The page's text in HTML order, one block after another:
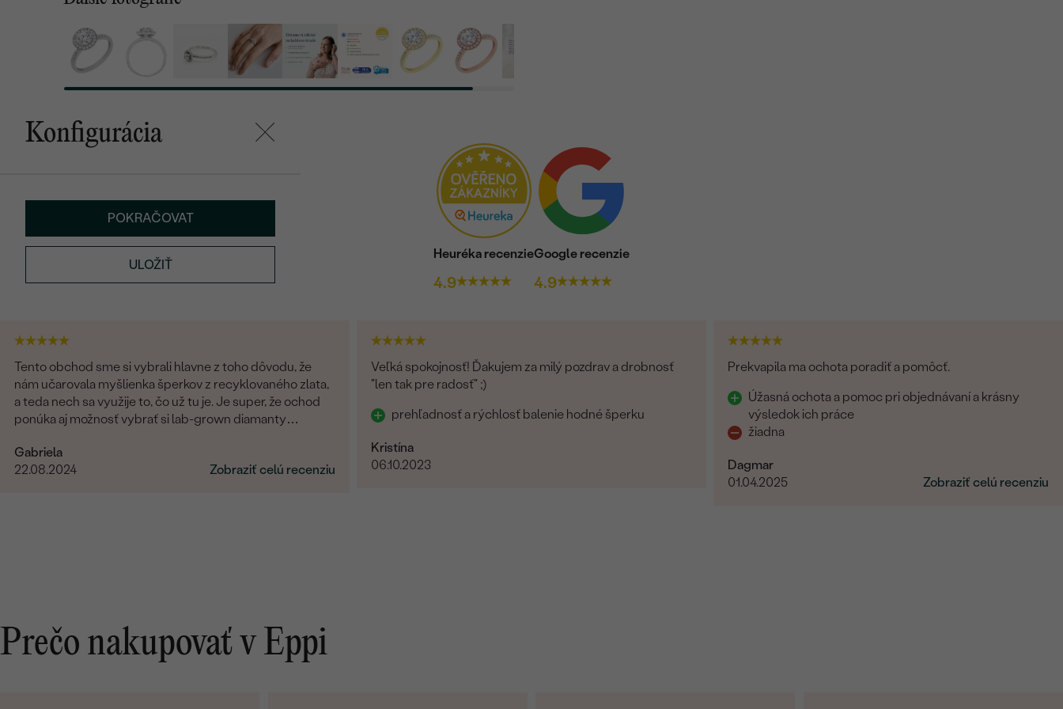
Konfigurácia
POKRAČOVAT
ULOŽIŤ
Heuréka recenzie
4.9
Google recenzie
4.9
Tento obchod sme si vybrali hlavne z toho dôvodu, že
nám učarovala myšlienka šperkov z recyklovaného zlata,
a teda nech sa využije to, čo už tu je. Je super, že ochod
ponúka aj možnosť vybrať si lab-grown diamanty
Bratislave, môžem len odporúčať. Pani Marianna bola
vždy veľmi milá, ochotná a trpezlivá pri našej voľbe. Vo
Gabriela
22.08.2024
Zobraziť celú recenziu
Veľká spokojnosť! Ďakujem za milý pozdrav a drobnosť
"len tak pre radosť" ;)
prehľadnosť a rýchlosť balenie hodné šperku
Kristína
06.10.2023
Prekvapila ma ochota poradiť a pomôcť.
Úžasná ochota a pomoc pri objednávaní a krásny
výsledok ich práce
žiadna
Dagmar
01.04.2025
Zobraziť celú recenziu
Prečo nakupovať v Eppi